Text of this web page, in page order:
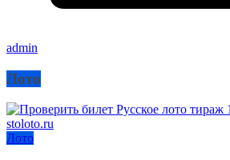
admin
Лото
Лото